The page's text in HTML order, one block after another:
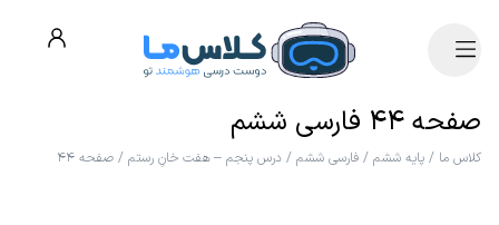
صفحه ۴۴ فارسی ششم
کلاس ما / پایه ششم / فارسی ششم / درس پنجم – هفت خانِ رستم / صفحه ۴۴